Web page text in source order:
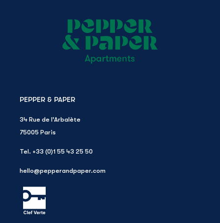
PEPPER & PAPER
34 Rue de l'Arbalète
75005 Paris
Tel. +33 (0)1 55 43 25 50
hello@pepperandpaper.com